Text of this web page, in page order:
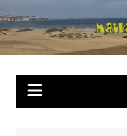
sisältöön